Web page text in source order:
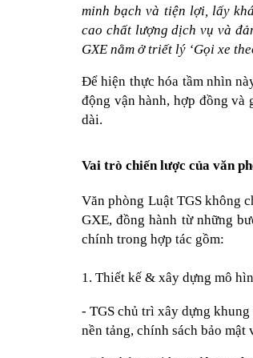
minh bạch và tiện lợi, lấy
cao chất lượng dịch vụ và
GXE nằm ở triết lý ‘Gọi xe
Để hiện thực hóa tầm nhìn
động vận hành, hợp đồng
dài.
Vai trò chiến lược của văn
Văn phòng Luật TGS không
GXE, đồng hành từ những
chính trong hợp tác gồm:
1. Thiết kế & xây dựng mô
- TGS chủ trì xây dựng
nền tảng, chính sách bảo